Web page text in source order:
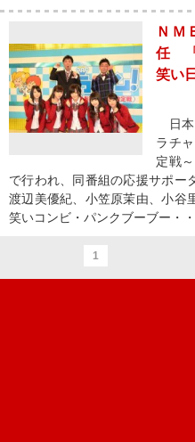
ＮＭ
任
笑い
日本
ラチ
定戦
で行われ、同番組の応援サポー
渡辺美優紀、小笠原茉由、小谷
笑いコンビ・パンクブーブー・・
1